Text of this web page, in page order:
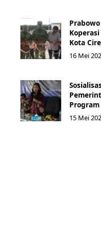
Kota
16 Mei
15 Mei